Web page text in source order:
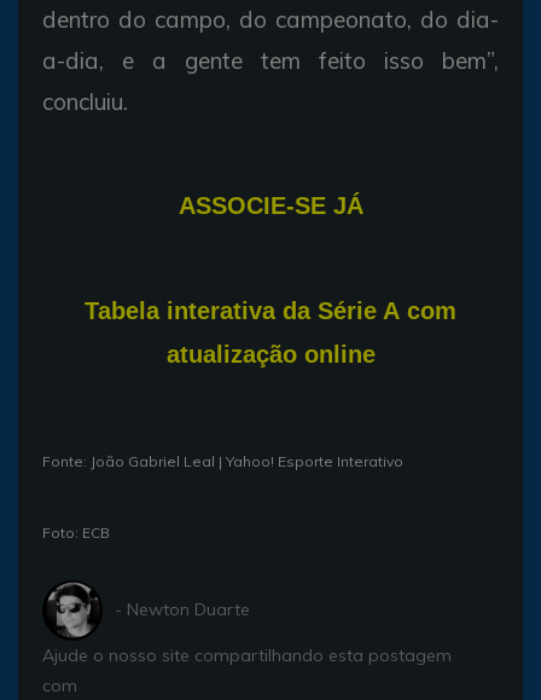
dentro do campo, do campeonato, do dia-
a-dia, e a gente tem feito isso bem”,
concluiu.
ASSOCIE-SE JÁ
Tabela interativa da Série A com
atualização online
Fonte: João Gabriel Leal | Yahoo! Esporte Interativo
Foto: ECB
- Newton Duarte
Ajude o nosso site compartilhando esta postagem
com